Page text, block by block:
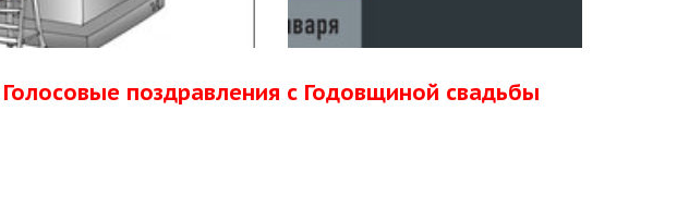
Голосовые поздравления с Годовщиной свадьбы